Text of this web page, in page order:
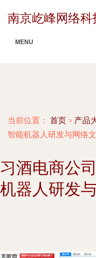
南京屹峰网络科
MENU
当前位置： 首页 > 产品
智能机器人研发与网络
习酒电商公
机器人研发